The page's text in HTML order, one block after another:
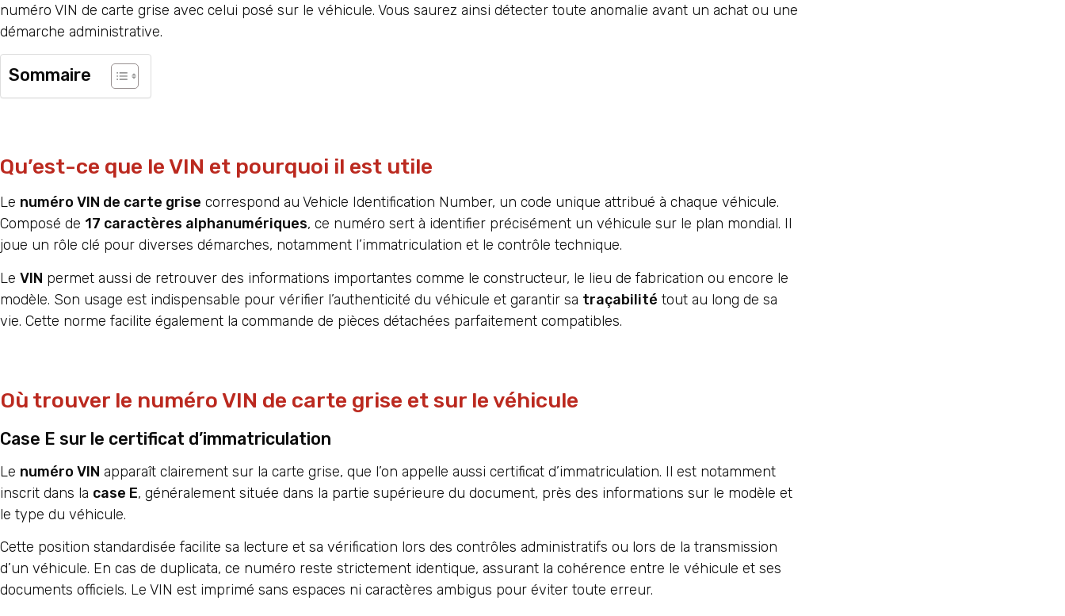
numéro VIN de carte grise avec celui posé sur le véhicule. Vous saurez ainsi détecter toute anomalie avant un achat ou une
démarche administrative.
Sommaire
Qu’est-ce que le VIN et pourquoi il est utile
Le numéro VIN de carte grise correspond au Vehicle Identification Number, un code unique attribué à chaque véhicule.
Composé de 17 caractères alphanumériques, ce numéro sert à identifier précisément un véhicule sur le plan mondial. Il
joue un rôle clé pour diverses démarches, notamment l’immatriculation et le contrôle technique.
Le VIN permet aussi de retrouver des informations importantes comme le constructeur, le lieu de fabrication ou encore le
modèle. Son usage est indispensable pour vérifier l’authenticité du véhicule et garantir sa traçabilité tout au long de sa
vie. Cette norme facilite également la commande de pièces détachées parfaitement compatibles.
Où trouver le numéro VIN de carte grise et sur le véhicule
Case E sur le certificat d’immatriculation
Le numéro VIN apparaît clairement sur la carte grise, que l’on appelle aussi certificat d’immatriculation. Il est notamment
inscrit dans la case E, généralement située dans la partie supérieure du document, près des informations sur le modèle et
le type du véhicule.
Cette position standardisée facilite sa lecture et sa vérification lors des contrôles administratifs ou lors de la transmission
d’un véhicule. En cas de duplicata, ce numéro reste strictement identique, assurant la cohérence entre le véhicule et ses
documents officiels. Le VIN est imprimé sans espaces ni caractères ambigus pour éviter toute erreur.